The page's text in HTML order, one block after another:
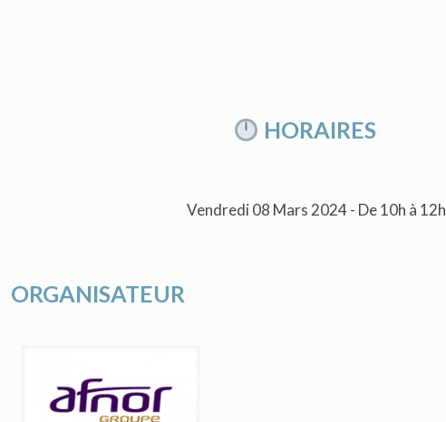
HORAIRES
Vendredi 08 Mars 2024 - De 10h à 12h
ORGANISATEUR